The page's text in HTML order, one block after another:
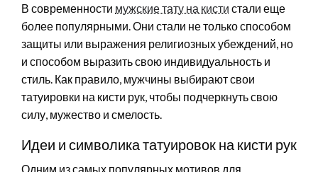
В современности мужские тату на кисти стали еще
более популярными. Они стали не только способом
защиты или выражения религиозных убеждений, но
и способом выразить свою индивидуальность и
стиль. Как правило, мужчины выбирают свои
татуировки на кисти рук, чтобы подчеркнуть свою
силу, мужество и смелость.
Идеи и символика татуировок на кисти рук
Одним из самых популярных мотивов для